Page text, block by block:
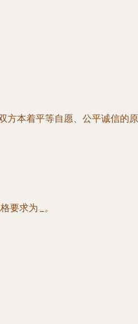
本着平等自愿、公平诚信的
要求为
_。